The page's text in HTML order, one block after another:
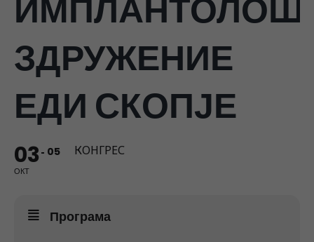
ЗДРУЖЕНИЕ
ЕДИ СКОПЈЕ
03
ОКТ
05 КОНГРЕС
Програма